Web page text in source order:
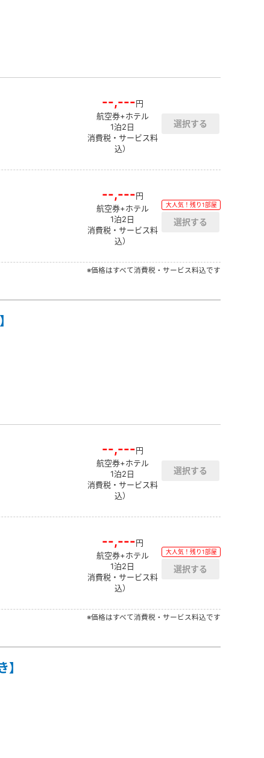
--,---円
航空券+ホテル
1泊2日
消費税・サービス料
込）
--,---円
航空券+ホテル
1泊2日
消費税・サービス料
込）
大人気！残り1部屋
※価格はすべて消費税・サービス料込です
--,---円
航空券+ホテル
1泊2日
消費税・サービス料
込）
--,---円
航空券+ホテル
1泊2日
消費税・サービス料
込）
大人気！残り1部屋
※価格はすべて消費税・サービス料込です